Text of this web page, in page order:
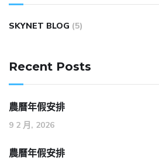
SKYNET BLOG (5)
Recent Posts
農曆年假安排
9 2 月, 2026
農曆年假安排